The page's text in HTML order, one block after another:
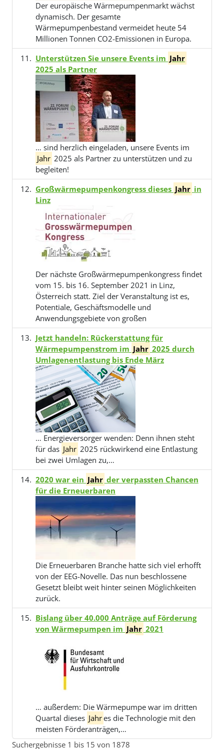
Der europäische Wärmepumpenmarkt wächst
dynamisch. Der gesamte
Wärmepumpenbestand vermeidet heute 54
Millionen Tonnen CO2-Emissionen in Europa.
Unterstützen Sie unsere Events im Jahr
2025 als Partner
… sind herzlich eingeladen, unsere Events im
Jahr 2025 als Partner zu unterstützen und zu
begleiten!
Großwärmepumpenkongress dieses Jahr in
Linz
Der nächste Großwärmepumpenkongress findet
vom 15. bis 16. September 2021 in Linz,
Österreich statt. Ziel der Veranstaltung ist es,
Potentiale, Geschäftsmodelle und
Anwendungsgebiete von großen
Jetzt handeln: Rückerstattung für
Wärmepumpenstrom im Jahr 2025 durch
Umlagenentlastung bis Ende März
… Energieversorger wenden: Denn ihnen steht
für das Jahr 2025 rückwirkend eine Entlastung
bei zwei Umlagen zu,…
2020 war ein Jahr der verpassten Chancen
für die Erneuerbaren
Die Erneuerbaren Branche hatte sich viel erhofft
von der EEG-Novelle. Das nun beschlossene
Gesetzt bleibt weit hinter seinen Möglichkeiten
zurück.
Bislang über 40.000 Anträge auf Förderung
von Wärmepumpen im Jahr 2021
… außerdem: Die Wärmepumpe war im dritten
Quartal dieses Jahres die Technologie mit den
meisten Förderanträgen,…
Suchergebnisse 1 bis 15 von 1878